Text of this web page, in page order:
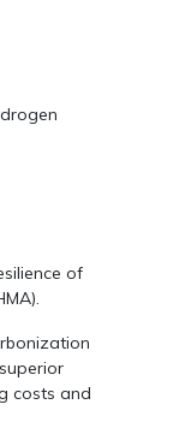
of
costs and